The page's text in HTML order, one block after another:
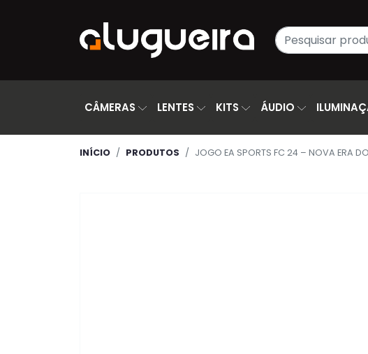
CÂMERAS LENTES KITS ÁUDIO
INÍCIO PRODUTOS JOGO EA SPORTS FC 24 – NOVA ERA